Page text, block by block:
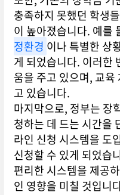
충족하지 못했던 학생
이 높아졌습니다. 예를
정환경 이나 특별한 상
게 되었습니다. 이러한
움을 주고 있으며, 교육
고 있습니다.
마지막으로, 정부는 장
청하는 데 드는 시간을
라인 신청 시스템을 도
신청할 수 있게 되었습
편리한 시스템을 제공
인 영향을 미칠 것입니